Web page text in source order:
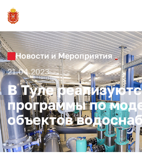
Новости и Мероприятия
21.04.2023
В Туле
программы по
объектов